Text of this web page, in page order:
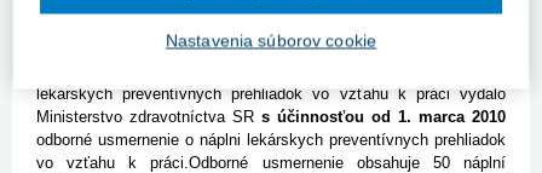
10525/2010-OL
lekárskych preventívnych prehliadok vo vzťahu k práci vydalo
Ministerstvo zdravotníctva SR s účinnosťou od 1. marca 2010
odborné usmernenie o náplni lekárskych preventívnych prehliadok
vo vzťahu k práci.Odborné usmernenie obsahuje 50 náplní
Nastavenia súborov cookie